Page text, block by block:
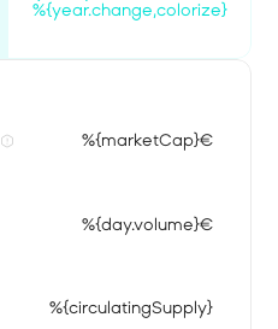
%{year.change,colorize}
%{marketCap}€
%{day.volume}€
%{circulatingSupply}